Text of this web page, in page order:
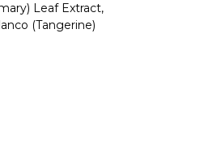
Leaf Extract,
(Tangerine)